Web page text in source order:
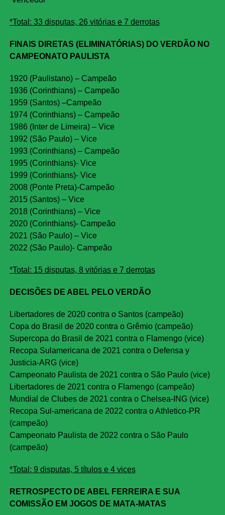
*Total: 33 disputas, 26 vitórias e 7 derrotas
FINAIS DIRETAS (ELIMINATÓRIAS) DO VERDÃO NO
CAMPEONATO PAULISTA
1920 (Paulistano) – Campeão
1936 (Corinthians) – Campeão
1959 (Santos) –Campeão
1974 (Corinthians) – Campeão
1986 (Inter de Limeira) – Vice
1992 (São Paulo) – Vice
1993 (Corinthians) – Campeão
1995 (Corinthians)- Vice
1999 (Corinthians)- Vice
2008 (Ponte Preta)-Campeão
2015 (Santos) – Vice
2018 (Corinthians) – Vice
2020 (Corinthians)- Campeão
2021 (São Paulo) – Vice
2022 (São Paulo)- Campeão
*Total: 15 disputas, 8 vitórias e 7 derrotas
DECISÕES DE ABEL PELO VERDÃO
Libertadores de 2020 contra o Santos (campeão)
Copa do Brasil de 2020 contra o Grêmio (campeão)
Supercopa do Brasil de 2021 contra o Flamengo (vice)
Recopa Sulamericana de 2021 contra o Defensa y
Justicia-ARG (vice)
Campeonato Paulista de 2021 contra o São Paulo (vice)
Libertadores de 2021 contra o Flamengo (campeão)
Mundial de Clubes de 2021 contra o Chelsea-ING (vice)
Recopa Sul-americana de 2022 contra o Athletico-PR
(campeão)
Campeonato Paulista de 2022 contra o São Paulo
(campeão)
*Total: 9 disputas, 5 títulos e 4 vices
RETROSPECTO DE ABEL FERREIRA E SUA
COMISSÃO EM JOGOS DE MATA-MATAS